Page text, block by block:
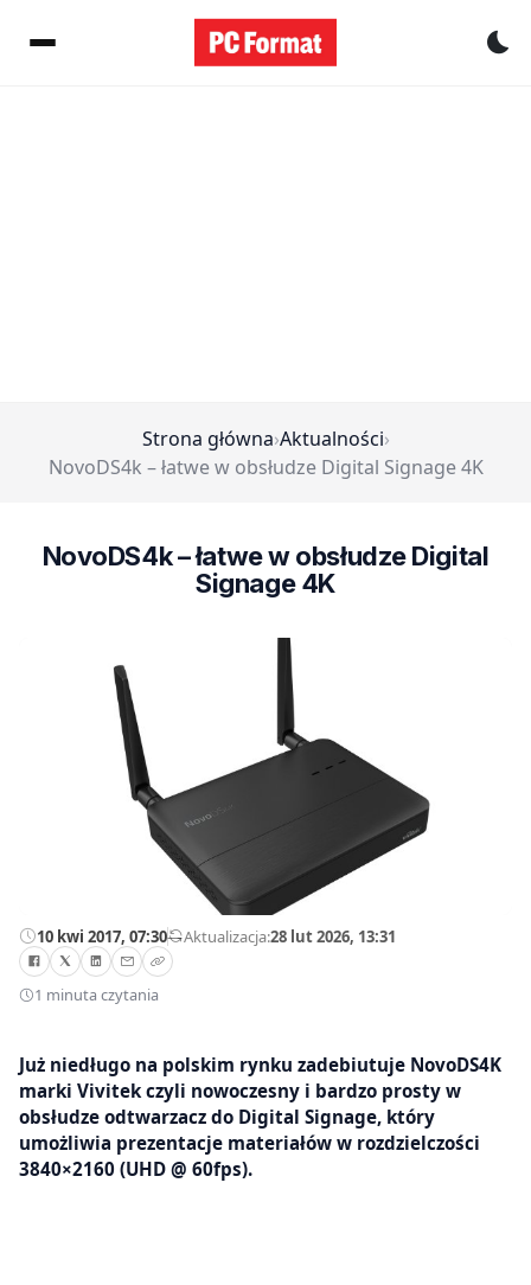
Strona główna›Aktualności›
NovoDS4k – łatwe w obsłudze Digital Signage 4K
NovoDS4k – łatwe w obsłudze Digital
Signage 4K
10 kwi 2017, 07:30—Aktualizacja:28 lut 2026, 13:31
1 minuta czytania
Już niedługo na polskim rynku zadebiutuje NovoDS4K
marki Vivitek czyli nowoczesny i bardzo prosty w
obsłudze odtwarzacz do Digital Signage, który
umożliwia prezentacje materiałów w rozdzielczości
3840×2160 (UHD @ 60fps).